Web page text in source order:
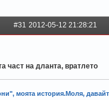
#31 2012-05-12 21:28:21
част на дланта, вратлето
моята история.Моля,